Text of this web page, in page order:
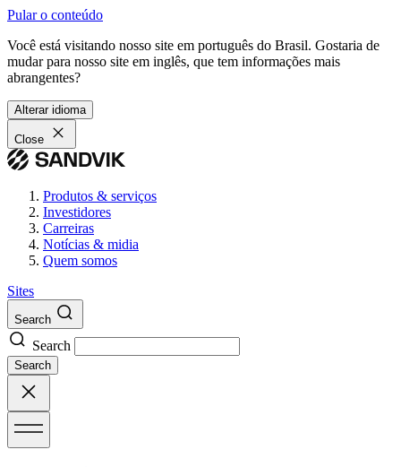
Pular o conteúdo
Você está visitando nosso site em português do Brasil. Gostaria de
mudar para nosso site em inglês, que tem informações mais
abrangentes?
Alterar idioma
Close
Produtos & serviços
Investidores
Carreiras
Notícias & midia
Quem somos
Sites
Search
Search
Search